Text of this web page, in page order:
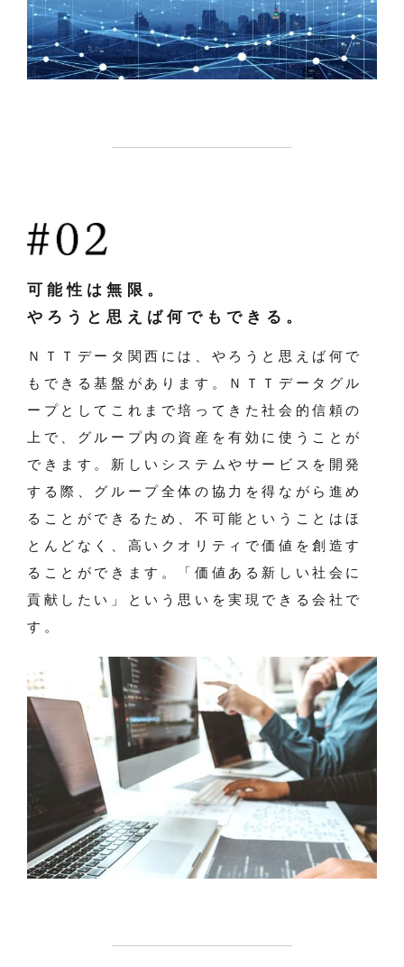
可能性は無限。
やろうと思えば何でもできる。
ＮＴＴデータ関西には、やろうと思えば何で
もできる基盤があります。ＮＴＴデータグル
ープとしてこれまで培ってきた社会的信頼の
上で、グループ内の資産を有効に使うことが
できます。新しいシステムやサービスを開発
する際、グループ全体の協力を得ながら進め
ることができるため、不可能ということはほ
とんどなく、高いクオリティで価値を創造す
ることができます。「価値ある新しい社会に
貢献したい」という思いを実現できる会社で
す。